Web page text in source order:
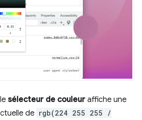
sélecteur de couleur affiche une
de rgb(224 255 255 /